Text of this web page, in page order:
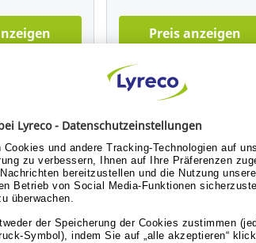
Preis anzeigen
2-Punkt
Edelrid HMS Bullet Triple